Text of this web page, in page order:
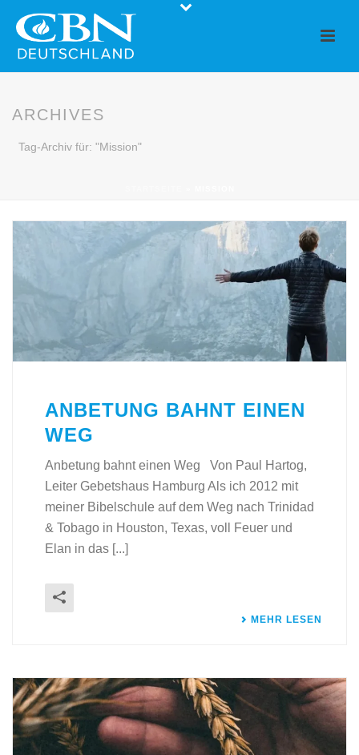
ARCHIVES
Tag-Archiv für: "Mission"
ANBETUNG BAHNT EINEN
WEG
Anbetung bahnt einen Weg Von Paul Hartog,
Leiter Gebetshaus Hamburg Als ich 2012 mit
meiner Bibelschule auf dem Weg nach Trinidad
& Tobago in Houston, Texas, voll Feuer und
Elan in das [...]
MEHR LESEN